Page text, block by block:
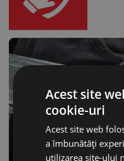
Acest site
cookie-uri
Acest site web
a îmbunătăți
utilizarea site-ului